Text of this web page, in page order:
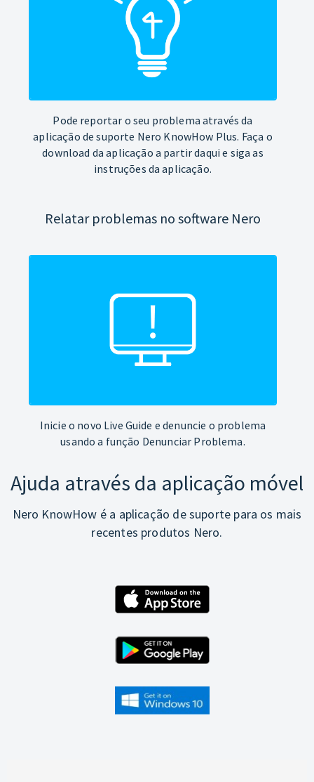
Pode reportar o seu problema através da
aplicação de suporte Nero KnowHow Plus. Faça o
download da aplicação a partir daqui e siga as
instruções da aplicação.
Relatar problemas no software Nero
Inicie o novo Live Guide e denuncie o problema
usando a função Denunciar Problema.
Ajuda através da aplicação móvel
Nero KnowHow é a aplicação de suporte para os mais
recentes produtos Nero.